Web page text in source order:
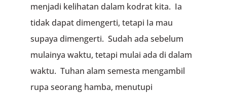
menjadi kelihatan dalam kodrat kita. Ia
tidak dapat dimengerti, tetapi Ia mau
supaya dimengerti. Sudah ada sebelum
mulainya waktu, tetapi mulai ada di dalam
waktu. Tuhan alam semesta mengambil
rupa seorang hamba, menutupi